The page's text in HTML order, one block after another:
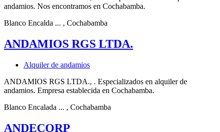
andamios. Nos encontramos en Cochabamba.
Blanco Encalda ... , Cochabamba
ANDAMIOS RGS LTDA.
Alquiler de andamios
ANDAMIOS RGS LTDA., . Especializados en alquiler de
andamios. Empresa establecida en Cochabamba.
Blanco Encalada ... , Cochabamba
ANDECORP